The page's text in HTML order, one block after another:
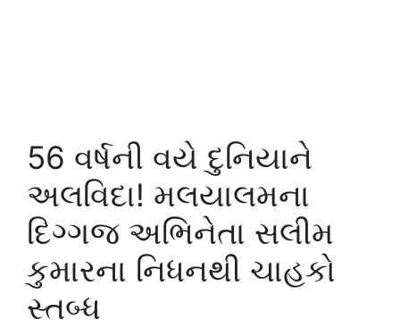
56 વર્ષની વયે દુનિયાને
અલવિદા! મલયાલમના
દિગ્ગજ અભિનેતા સલીમ
કુમારના નિધનથી ચાહકો
સ્તબ્ધ